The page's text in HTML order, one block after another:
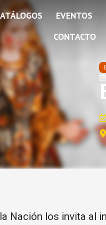
EVENTOS
CONTACTO
Nación los invita